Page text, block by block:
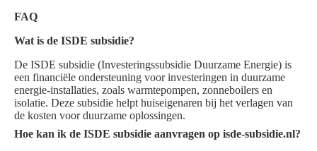
FAQ
Wat is de ISDE subsidie?
De ISDE subsidie (Investeringssubsidie Duurzame Energie) is
een financiële ondersteuning voor investeringen in duurzame
energie-installaties, zoals warmtepompen, zonneboilers en
isolatie. Deze subsidie helpt huiseigenaren bij het verlagen van
de kosten voor duurzame oplossingen.
Hoe kan ik de ISDE subsidie aanvragen op isde-subsidie.nl?